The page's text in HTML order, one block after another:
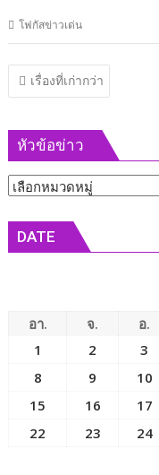
โฟกัสข่าวเด่น
แนะแนว
เรื่อง
เรื่องที่เก่ากว่า
หัวข้อข่าว
หัวข้อ
DATE
อา. จ. อ.
1
2 3
8
9 10
15
16 17
22
23 24